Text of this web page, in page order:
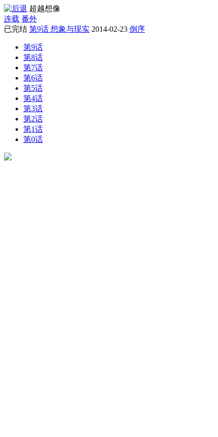
超越想像
连载 番外
已完结 第9话 想象与现实 2014-02-23 倒序
第9话
第8话
第7话
第6话
第5话
第4话
第3话
第2话
第1话
第0话